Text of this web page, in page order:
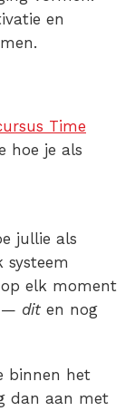
en
Time
hoe je als
jullie als
elk moment
— dit en nog
binnen het
dan aan met